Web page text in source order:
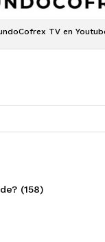
TV en
(158)